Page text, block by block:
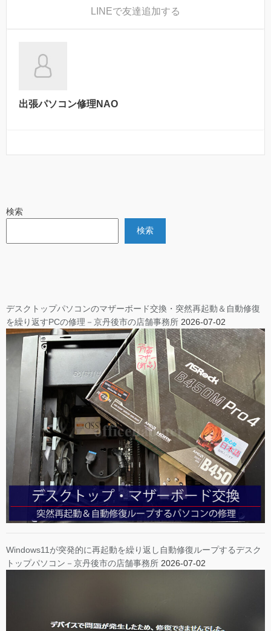
LINEで友達追加する
出張パソコン修理NAO
検索
検索
デスクトップパソコンのマザーボード交換・突然再起動＆自動修復
を繰り返すPCの修理－京丹後市の店舗事務所 2026-07-02
Windows11が突発的に再起動を繰り返し自動修復ループするデスク
トップパソコン－京丹後市の店舗事務所 2026-07-02